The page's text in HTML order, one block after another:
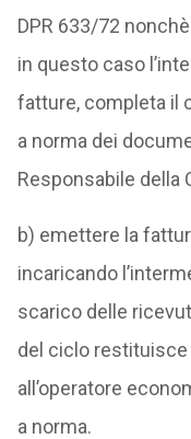
DPR 633/72
in questo caso
fatture, completa il
a norma dei
Responsabile della
b) emettere la
incaricando
scarico delle
del ciclo
all’operatore
a norma.